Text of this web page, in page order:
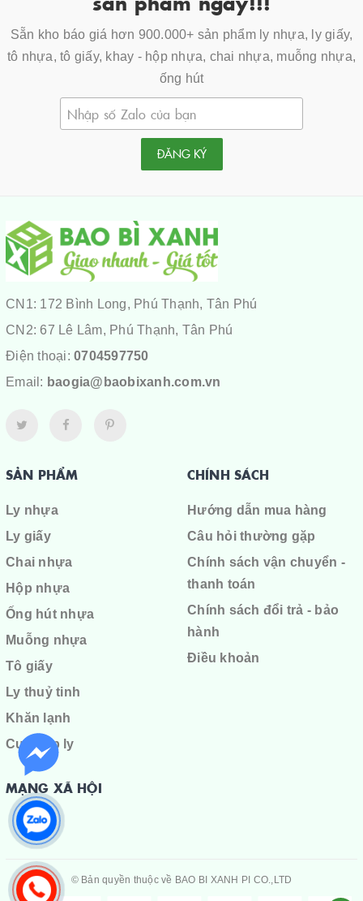
Sẵn kho báo giá hơn 900.000+ sản phẩm ly nhựa, ly giấy,
tô nhựa, tô giấy, khay - hộp nhựa, chai nhựa, muỗng nhựa,
ống hút
ĐĂNG KÝ
CN1: 172 Bình Long, Phú Thạnh, Tân Phú
CN2: 67 Lê Lâm, Phú Thạnh, Tân Phú
Điện thoại: 0704597750
Email: baogia@baobixanh.com.vn
SẢN PHẨM
Ly nhựa
Ly giấy
Chai nhựa
Hộp nhựa
Ống hút nhựa
Muỗng nhựa
Tô giấy
Ly thuỷ tinh
Khăn lạnh
Cuộn ép ly
CHÍNH SÁCH
Hướng dẫn mua hàng
Câu hỏi thường gặp
Chính sách vận chuyển -
thanh toán
Chính sách đổi trả - bảo
hành
Điều khoản
MẠNG XÃ HỘI
© Bản quyền thuộc về BAO BI XANH PI CO.,LTD